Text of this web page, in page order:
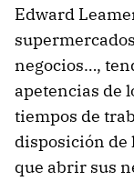
Edward
negocios…,
apetencias de
tiempos de
disposición de
que abrir sus